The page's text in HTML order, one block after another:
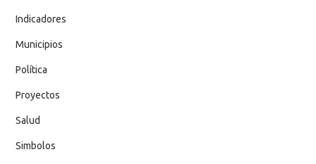
Indicadores
Municipios
Política
Proyectos
Salud
Simbolos